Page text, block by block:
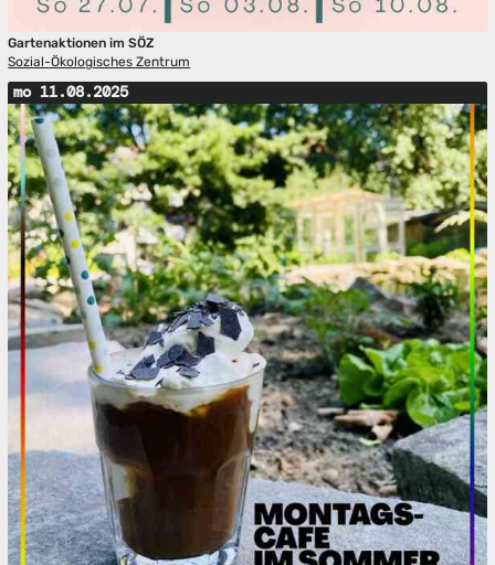
Gartenaktionen im SÖZ
Sozial-Ökologisches Zentrum
mo 11.08.2025